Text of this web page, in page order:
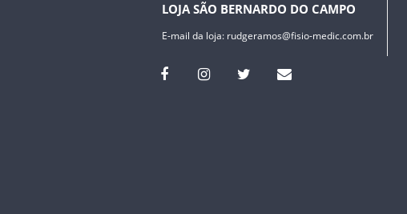
LOJA SÃO BERNARDO DO CAMPO
E-mail da loja: rudgeramos@fisio-medic.com.br